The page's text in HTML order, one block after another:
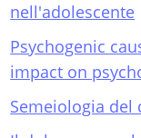
nell'adolescente
Psychogenic
impact on
Semeiologia